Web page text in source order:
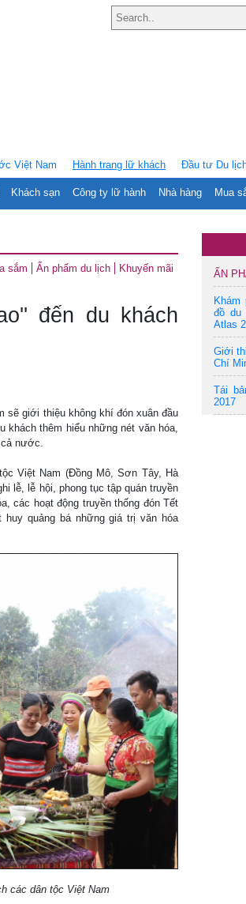
Việt Nam Hành trang lữ khách
Khách sạn Công ty lữ hành Nhà hàng Mua
Ðầu tư Du
sắm Ấn phẩm du lịch
Khuyến mãi
đến du khách
sẽ giới thiệu không khí đón xuân đầu
khách thêm hiểu những nét văn hóa,
cả nước.
Việt Nam (Đồng Mô, Sơn Tây, Hà
lễ, lễ hội, phong tục tập quán truyền
các hoạt động truyền thống đón Tết
quảng bá những giá trị văn hóa
các dân tộc Việt Nam
ẤN
Khám
đồ du
Atlas
Giới
Chí
Tái
2017